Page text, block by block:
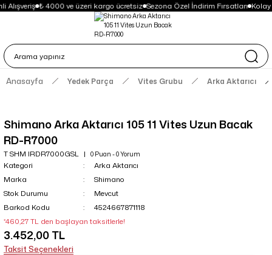
Alışveriş ₺ 4000 ve üzeri kargo ücretsiz Sezona Özel İndirim Fırsatları Kolay
Anasayfa Yedek Parça Vites Grubu Arka Aktarıcı
Shimano Arka Aktarıcı 105 11 Vites Uzun Bacak
RD-R7000
T SHM IRDR7000GSL 0 Puan - 0 Yorum
Kategori
Arka Aktarıcı
Marka
Shimano
Stok Durumu
Mevcut
Barkod Kodu
4524667871118
*460,27 TL den başlayan taksitlerle!
3.452,00 TL
Taksit Seçenekleri